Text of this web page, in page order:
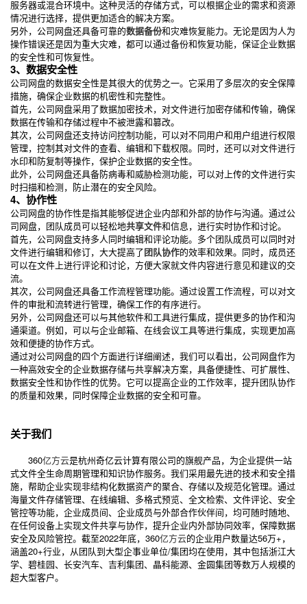
服务器或混合环境中。这种灵活的存储方式，可以根据企业的需求和资源
情况进行选择，提供更加适合的解决方案。
另外，公司网盘还具备可靠的数据备份和灾难恢复能力。无论是因为人为
操作错误还是因为重大灾难，都可以通过备份和恢复功能，保证企业数据
的安全性和可恢复性。
3、数据安全性
公司网盘的数据安全性是其很大的优势之一。它采用了多层次的安全保障
措施，确保企业数据的机密性和完整性。
首先，公司网盘采用了数据加密技术，对文件进行加密存储和传输，确保
数据在传输和存储过程中不被泄露和篡改。
其次，公司网盘还支持访问控制功能，可以对不同用户和用户组进行权限
管理，控制其对文件的查看、编辑和下载权限。同时，还可以对文件进行
水印和防复制等操作，保护企业数据的安全性。
此外，公司网盘还具备防病毒和威胁检测功能，可以对上传的文件进行实
时扫描和检测，防止潜在的安全风险。
4、协作性
公司网盘的协作性是指其能够促进企业内部和外部的协作与沟通。通过公
司网盘，团队成员可以轻松地共享文件和信息，进行实时协作和讨论。
首先，公司网盘支持多人同时编辑和评论功能。多个团队成员可以同时对
文件进行编辑和修订，大大提高了团队协作的效率和效果。同时，成员还
可以在文件上进行评论和讨论，方便大家就文件内容进行意见和建议的交
流。
其次，公司网盘还具备工作流程管理功能。通过设置工作流程，可以对文
件的审批和流转进行管理，确保工作的有序进行。
另外，公司网盘还可以与其他软件和工具进行集成，提供更多的协作和沟
通渠道。例如，可以与企业邮箱、在线会议工具等进行集成，实现更加高
效和便捷的协作方式。
通过对公司网盘的四个方面进行详细阐述，我们可以看出，公司网盘作为
一种高效安全的企业数据存储与共享解决方案，具备便捷性、可扩展性、
数据安全性和协作性的优势。它可以提高企业的工作效率，提升团队协作
的质量和效果，同时保障企业数据的安全和可靠。
关于我们
360亿方云是杭州奇亿云计算有限公司的旗舰产品，为企业提供一站
式文件全生命周期管理和知识协作服务。我们采用最先进的技术和安全措
施，帮助企业实现非结构化数据资产的聚合、存储以及规范化管理。通过
海量文件存储管理、在线编辑、多格式预览、全文检索、文件评论、安全
管控等功能，企业成员间、企业成员与外部合作伙伴间，均可随时随地、
在任何设备上实现文件共享与协作，提升企业内外部协同效率，保障数据
安全及风险管控。截至2022年底，360亿方云的企业用户数量达56万+，
涵盖20+行业，从团队到大型企事业单位/集团均在使用，其中包括浙江大
学、碧桂园、长安汽车、吉利集团、晶科能源、金圆集团等数万人规模的
超大型客户。